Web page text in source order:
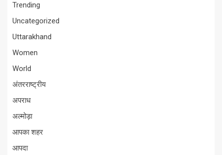
Trending
Uncategorized
Uttarakhand
Women
World
अंतरराष्ट्रीय
अपराध
अल्मोड़ा
आपका शहर
आपदा